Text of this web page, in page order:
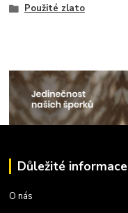
Použité zlato
Důležité informace
O nás